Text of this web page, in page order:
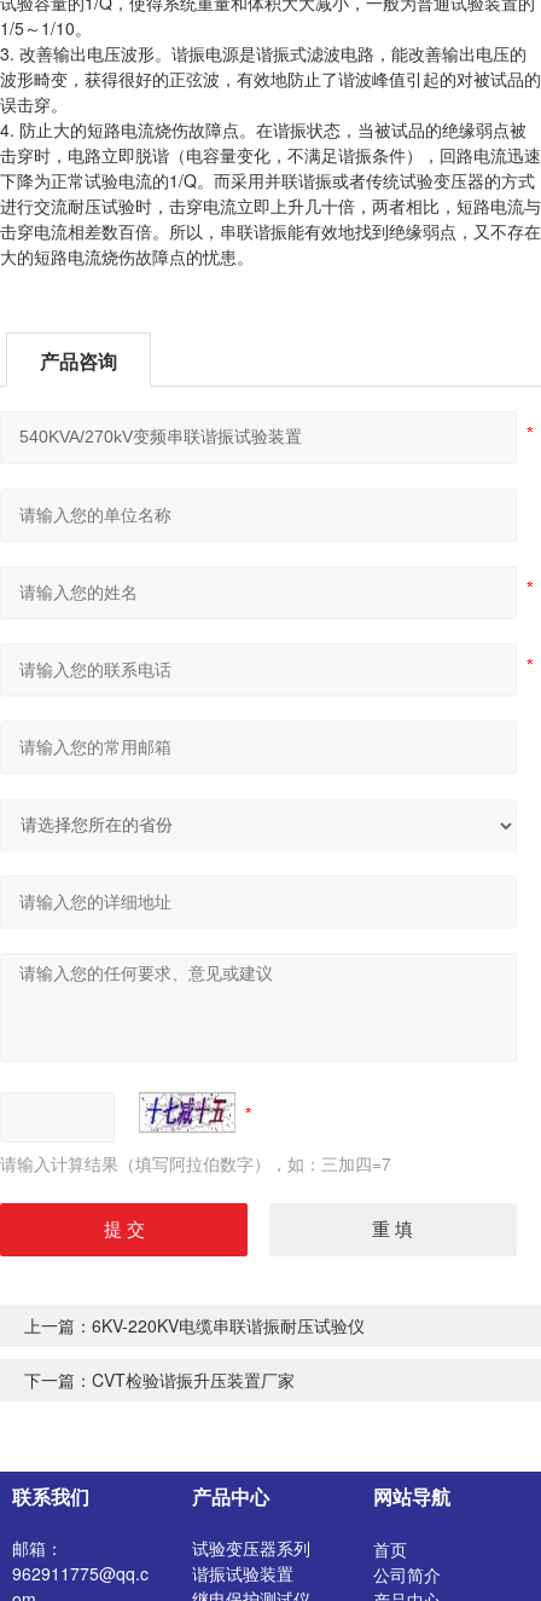
1/5～1/10。
3. 改善输出电压波形。谐振电源是谐振式滤波电路，能改善输出电压的
波形畸变，获得很好的正弦波，有效地防止了谐波峰值引起的对被试品的
误击穿。
4. 防止大的短路电流烧伤故障点。在谐振状态，当被试品的绝缘弱点被
击穿时，电路立即脱谐（电容量变化，不满足谐振条件），回路电流迅速
下降为正常试验电流的1/Q。而采用并联谐振或者传统试验变压器的方式
进行交流耐压试验时，击穿电流立即上升几十倍，两者相比，短路电流与
击穿电流相差数百倍。所以，串联谐振能有效地找到绝缘弱点，又不存在
大的短路电流烧伤故障点的忧患。
产品咨询
请输入计算结果（填写阿拉伯数字），如：三加四=7
上一篇： 6KV-220KV电缆串联谐振耐压试验仪
下一篇： CVT检验谐振升压装置厂家
联系我们
邮箱：
962911775@qq.c
产品中心
试验变压器系列
谐振试验装置
网站导航
首页
公司简介